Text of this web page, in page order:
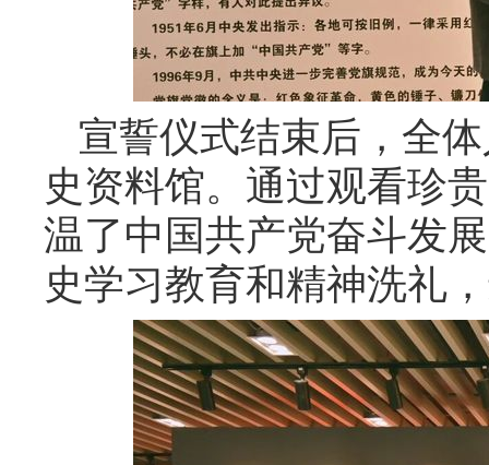
宣誓仪式结束后，全
史资料馆。通过观看珍
温了中国共产党奋斗发
史学习教育和精神洗礼